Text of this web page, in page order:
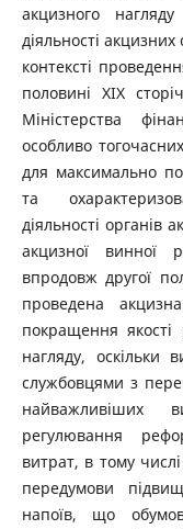
акцизного
діяльності
контексті
половині ХІХ
Міністерства
особливо
для максимально
та
діяльності органів
акцизної винної
впродовж другої
проведена
покращення якості
нагляду, оскільки
службовцями з
найважливіших
регулювання
витрат, в тому
передумови
напоїв, що